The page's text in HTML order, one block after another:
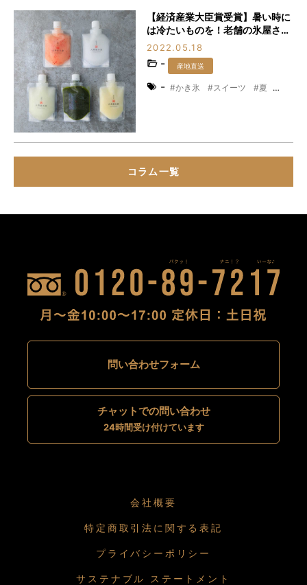
【経済産業大臣賞受賞】暑い時に
は冷たいものを！老舗の氷屋さん
がつくる「飲めるかき氷」がこの
夏の話題をさらう!?
2022.05.18
- 産地直送
- かき氷 スイーツ
夏
コラム一覧
会社概要
特定商取引法に関する表記
プライバシーポリシー
サステナブル ステートメント
問い合わせフォーム
チャットでの問い合わせ
24時間受け付けています